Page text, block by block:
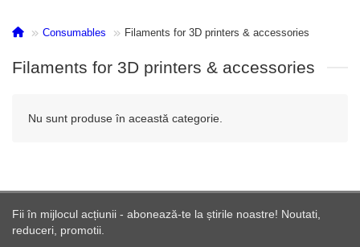
Consumables Filaments for 3D printers & accessories
Filaments for 3D printers & accessories
Nu sunt produse în această categorie.
Fii în mijlocul acțiunii - abonează-te la știrile noastre! Noutati,
reduceri, promotii.